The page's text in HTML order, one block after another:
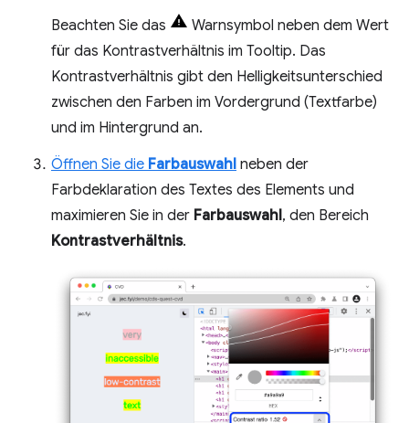
Beachten Sie das
Warnsymbol neben dem Wert
für das Kontrastverhältnis im Tooltip. Das
Kontrastverhältnis gibt den Helligkeitsunterschied
zwischen den Farben im Vordergrund (Textfarbe)
und im Hintergrund an.
Öffnen Sie die Farbauswahl neben der
Farbdeklaration des Textes des Elements und
maximieren Sie in der Farbauswahl, den Bereich
Kontrastverhältnis.